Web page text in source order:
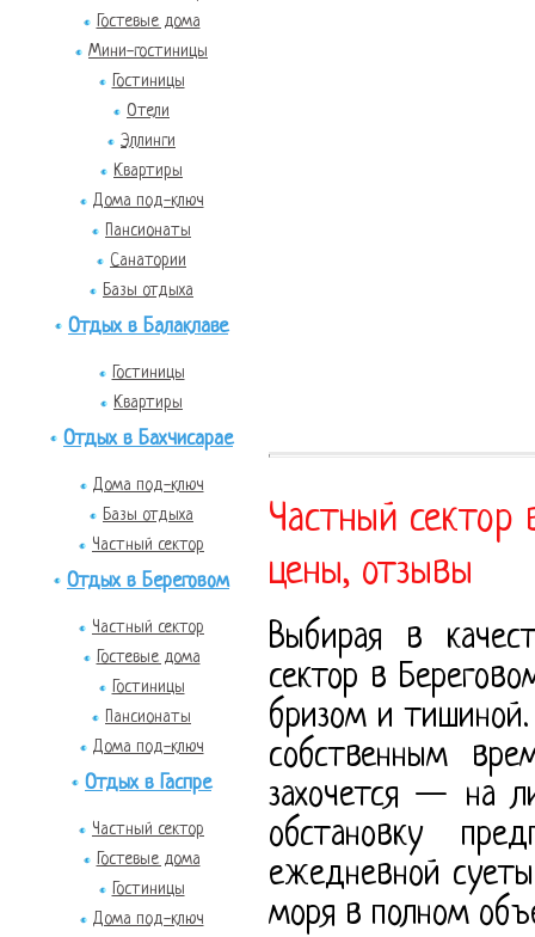
Гостевые дома
Мини-гостиницы
Гостиницы
Отели
Эллинги
Квартиры
Дома под-ключ
Пансионаты
Санатории
Базы отдыха
Отдых в Балаклаве
Гостиницы
Квартиры
Отдых в Бахчисарае
Дома под-ключ
Базы отдыха
Частный сектор
Отдых в Береговом
Частный сектор
Гостевые дома
Гостиницы
Пансионаты
Дома под-ключ
Отдых в Гаспре
Частный сектор
Гостевые дома
Гостиницы
Дома под-ключ
Частный
цены, отзывы
Выбирая в
сектор в
бризом и тишиной.
собственным
захочется — на
обстановку
ежедневной
моря в полном